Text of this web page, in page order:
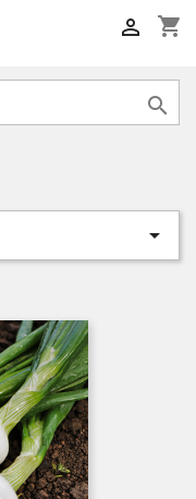
shopping_cart


